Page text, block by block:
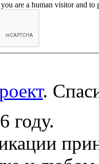
are a human visitor and to
.
году.